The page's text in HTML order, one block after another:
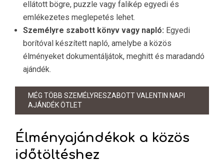
ellátott bögre, puzzle vagy falikép egyedi és
emlékezetes meglepetés lehet.
Személyre szabott könyv vagy napló: Egyedi
borítóval készített napló, amelybe a közös
élményeket dokumentáljátok, meghitt és maradandó
ajándék.
MÉG TÖBB SZEMÉLYRESZABOTT VALENTIN NAPI
AJÁNDÉK ÖTLET
Élményajándékok a közös
időtöltéshez